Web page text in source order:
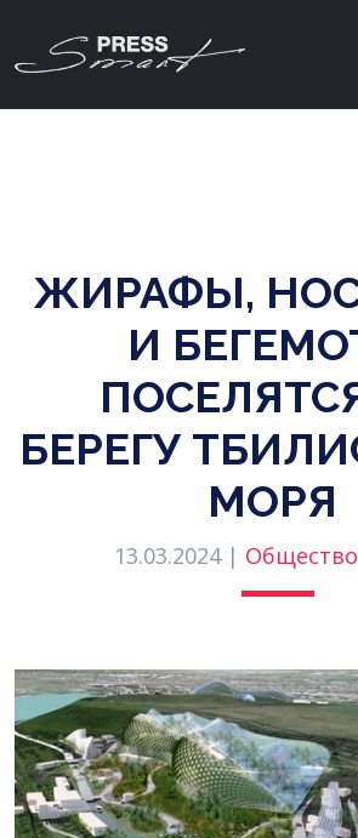
ЖИРАФЫ,
И
БЕРЕГУ
МОРЯ
13.03.2024 | Общество